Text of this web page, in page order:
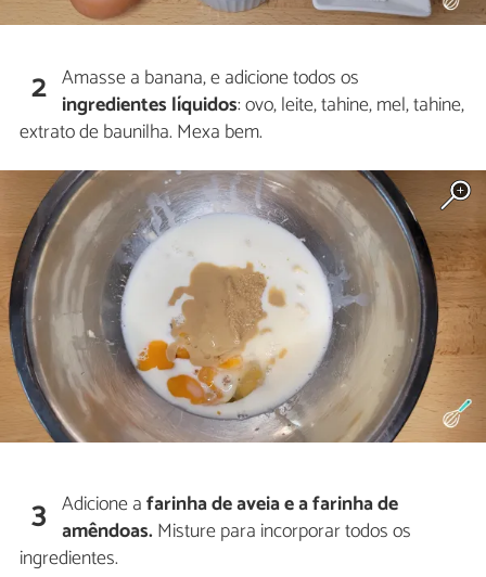
2 Amasse a banana, e adicione todos os
ingredientes líquidos: ovo, leite, tahine, mel, tahine,
extrato de baunilha. Mexa bem.
3 Adicione afarinha de aveia e a farinha de
amêndoas.Misture para incorporar todos os
ingredientes.